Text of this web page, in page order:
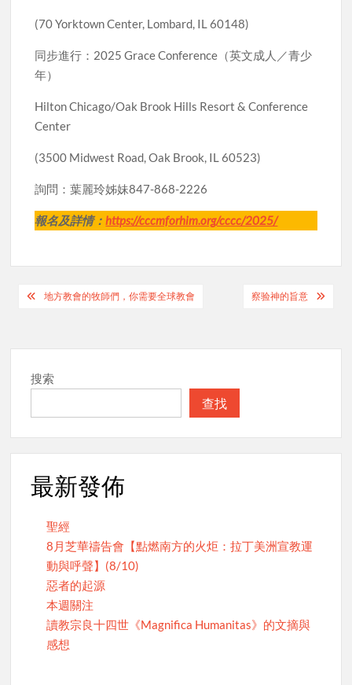
(70 Yorktown Center, Lombard, IL 60148)
同步進行：2025 Grace Conference（英文成人／青少
年）
Hilton Chicago/Oak Brook Hills Resort & Conference
Center
(3500 Midwest Road, Oak Brook, IL 60523)
詢問：葉麗玲姊妹847-868-2226
報名及詳情：https://cccmforhim.org/cccc/2025/
Post地方教會的牧師們，你需要全球教會 察验神的旨意
搜索
查找
最新發佈
聖經
8月芝華禱告會【點燃南方的火炬：拉丁美洲宣教運
動與呼聲】(8/10)
惡者的起源
本週關注
讀教宗良十四世《Magnifica Humanitas》的文摘與
感想